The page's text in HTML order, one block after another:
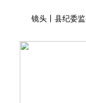
镜头丨县纪委